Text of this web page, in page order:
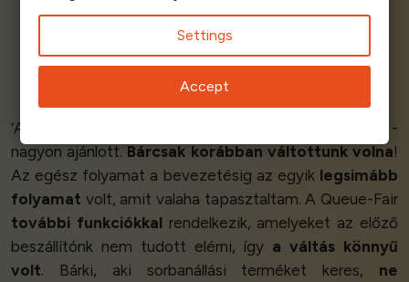
Sam Hiscocks
Creative Director
‘A Queue-Fair őszintén egy
-
nagyon ajánlott. Bárcsak korábban váltottunk volna!
Az egész folyamat a bevezetésig az egyik legsimább
folyamat volt, amit valaha tapasztaltam. A Queue-Fair
további funkciókkal rendelkezik, amelyeket az előző
beszállítónk nem tudott elérni, így a váltás könnyű
volt. Bárki, aki sorbanállási terméket keres, ne
Settings
Accept